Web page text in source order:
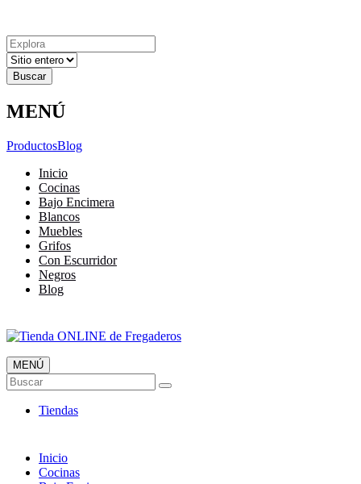
Resultados
para
MENÚ
ProductosBlog
Inicio
Cocinas
Bajo Encimera
Blancos
Muebles
Grifos
Con Escurridor
Negros
Blog
Tienda ONLINE de Fregaderos
TOP en Ventas
MENÚ
Buscar
Tiendas
Inicio
Cocinas